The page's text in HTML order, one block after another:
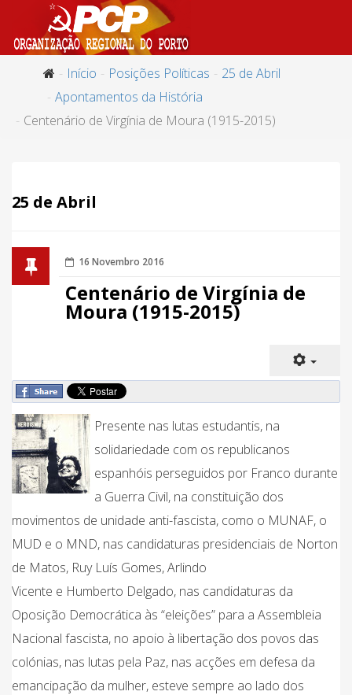
Início Posições Políticas
25 de Abril
Apontamentos da História
Centenário de Virgínia de Moura (1915-2015)
25 de Abril
16 Novembro 2016
Centenário de Virgínia de
Moura (1915-2015)
Presente nas lutas estudantis, na
solidariedade com os republicanos
espanhóis perseguidos por Franco durante
a Guerra Civil, na constituição dos
movimentos de unidade anti-fascista, como o MUNAF, o
MUD e o MND, nas candidaturas presidenciais de Norton
de Matos, Ruy Luís Gomes, Arlindo
Vicente e Humberto Delgado, nas candidaturas da
Oposição Democrática às “eleições” para a Assembleia
Nacional fascista, no apoio à libertação dos povos das
colónias, nas lutas pela Paz, nas acções em defesa da
emancipação da mulher, esteve sempre ao lado dos